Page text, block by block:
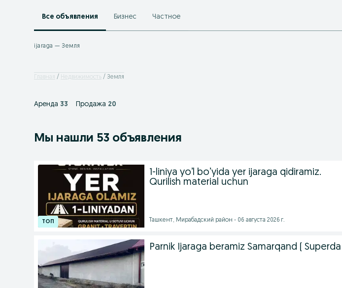
Все объявления Бизнес Частное
ijaraga — Земля
Главная Недвижимость Земля
Аренда 33 Продажа 20
Мы нашли 53 объявления
1-liniya yo’l bo’yida yer ijaraga qidiramiz.
Qurilish material uchun
Ташкент, Мирабадский район - 06 августа 2026 г.
Parnik Ijaraga beramiz Samarqand ( Superda )